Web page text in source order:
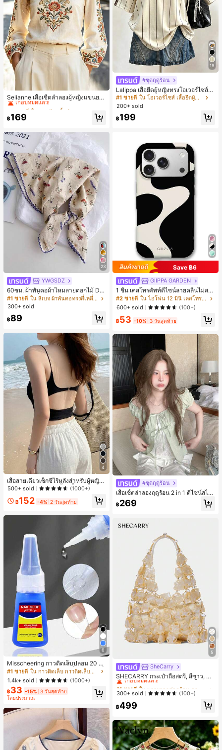
Selianne เสื้อเชิ้ตลำลองผู้หญิงแขนยา
ว คอวีเว้า ลายดอกไม้
#2 ขายดี
ใน งานปัก เสื้อทำงาน
เกือบหมดแล้ว!
#2 ขายดี ใน งานปัก เสื้อทำงาน
เกือบหมดแล้ว!
#2 ขายดี ใน งานปัก เสื้อทำงาน
เกือบหมดแล้ว!
#2 ขายดี
เกือบหมดแล้ว!
฿169
23
YWGSDZ
60ซม. ผ้าพันคอผ้าไหมลายดอกไม้ Dit
sy สีเบจ, เครื่องประดับใหม่สำหรับผู้หญิ
งฤดูใบไม้ผลิ/ฤดูใบไม้ร่วง, ผ้าพันคอผืน
#1 ขายดี
ใน สีเบจ ผ้าพันคอทรงสี่เหลี่ยมและผ้าพันคอสำหรับผู้
300+ sold
฿89
4
เสื้อสายเดี่ยวเซ็กซี่ไร้หลังสำหรับผู้หญิง
พร้อมบราแบบมีฟองน้ำ, เสื้อกล้ามแขน
500+ sold (1000+)
฿152 -4% 2 วันสุดท้าย
6
Misscheering กาวติดเล็บปลอม 20 กรั
ม แรงยึดสูง เจลสติกเกอร์เล็บนุ่ม แห้งเร็
ว เหมาะสำหรับผู้เริ่มต้นทำเล็บ ติดทนน
าน
#1 ขายดี
ใน กาวติดเล็บ กาวติดเล็บและสารยึดติด
1.4k+ sold
(1000+)
฿33 -15% 3 วันสุดท้าย
โดยประมาณ
19
#ชุดฤดูร้อน
Lalippa เสื้อยืดผู้หญิงทรงโอเวอร์ไซส์ค
วามยาวกลาง คอกลม ไหล่ตก ลายพิมพ์
ตัวอักษรและลายทางแนวตั้ง สไตล์แฟชั่
นมินิมอล ของขวัญให้เพื่อน
#1 ขายดี
ใน โอเวอร์ไซส์ เสื้อยืดผู้หญิง
200+ sold
฿199
Save ฿6
GIIPPA GARDEN
1 ชิ้น เคสโทรศัพท์ดีไซน์ลายคลื่นไม่สม
มาตรสำหรับ Phone 17 Pro Max, เหม
าะสำหรับ Phone 16 Pro Max, 15 Pro
Max, 14 Pro Max, เคสโทรศัพท์สไตล์เ
กาหลีและน่าสนใจ, เข้ากันได้กับ 11/12/
13/14/15/16 Pro Max Plus, ดีไซน์หรู
ขวัญในอุดมคติสำหรับคริสต์มาส, วันว
าเลนไทน์, อีสเตอร์, ฤดูแต่งงานและวันเ
กิดสำหรับแฟนสาว
#2 ขายดี
ใน ไอโฟน 12 มินิ เคสโทรศัพท์แฟชั่น
600+ sold
(100+)
฿53 -10% 3 วันสุดท้าย
#ชุดฤดูร้อน
เสื้อเชิ้ตลำลองฤดูร้อน 2 in 1 ดีไซน์สไต
ล์เกาหลี แต่งลูกไม้ต่อผ้า
฿269
5
SheCarry
SHECARRY กระเป๋าถือสตรี, สีขาว, แฟ
ชั่น, สง่างาม, วันหยุด, งานปาร์ตี้
#1 ขายดี
เกือบหมดแล้ว!
#1 ขายดี
เกือบหมดแล้ว!
#1 ขายดี
เกือบหมดแล้ว!
#1 ขายดี
ใน บรรยากาศฤดูร้อน กระเป๋าหูหิ้วด้านบนผู้หญิง
เกือบหมดแล้ว!
300+ sold (100+)
฿499